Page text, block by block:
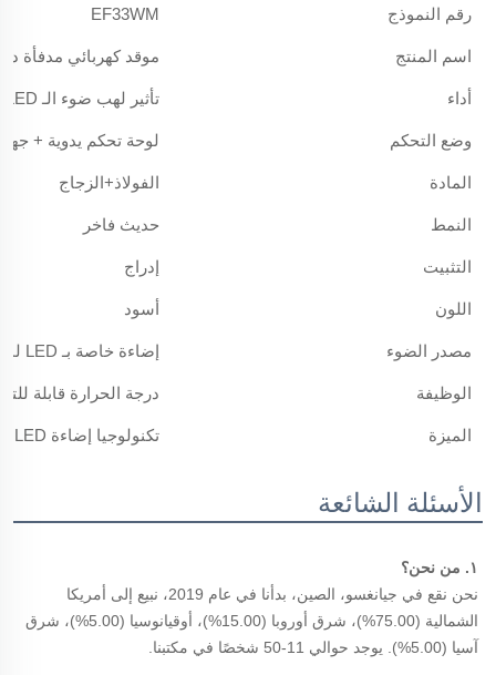
رقم النموذج EF33WM
اسم المنتج موقد كهربائي مدفأة
أداء تأثير لهب ضوء الـ LED
وضع التحكم لوحة تحكم يدوية +
المادة الفولاذ+الزجاج
النمط حديث فاخر
التثبيت إدراج
اللون أسود
مصدر الضوء إضاءة خاصة بـ LED لمدفأة كهربائية
الوظيفة درجة الحرارة قابلة
الميزة تكنولوجيا إضاءة LED المتطورة RGB
الأسئلة الشائعة
١. من نحن؟
آسيا (5.00%). يوجد حوالي 11-50 شخصًا في مكتبنا.